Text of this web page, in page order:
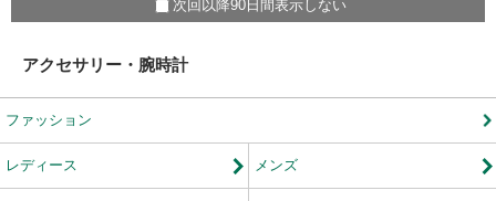
次回以降90日間表示しない
アクセサリー・腕時計
ファッション
レディース メンズ